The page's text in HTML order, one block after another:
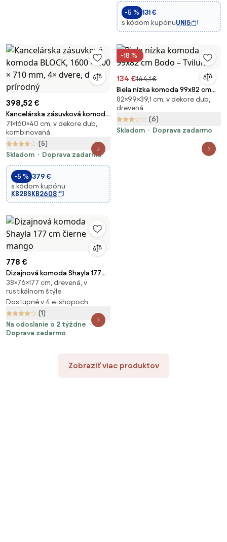
Dub | Aosom
-5 % 131 €
s kódom kupónuUNI5
398,52 €
Kancelárska zásuvková komoda
BLOCK, 1600 × 400 × 710 mm, 4×
dvere, dub prírodný
71×160×40 cm, v dekore dub,
kombinovaná
(5)
Skladom
Doprava zadarmo
-5 % 379 €
s kódom kupónu
KB2BSKB2608
-18 %
134 €164,1 €
Biela nízka komoda 99x82 cm
Bodo – Tvilum
82×99×39,1 cm, v dekore dub,
drevená
(6)
Skladom
Doprava zadarmo
778 €
Dizajnová komoda Shayla 177
cm čierne mango
38×76×177 cm, drevená, v
rustikálnom štýle
Dostupné v 4 e-shopoch
(1)
Na odoslanie o 2 týždne
Doprava zadarmo
Zobraziť viac produktov